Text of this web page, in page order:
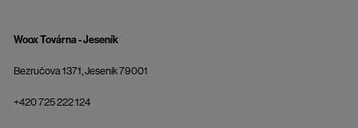
Woox Továrna - Jeseník
Bezručova 1371, Jeseník 79001
+420 725 222 124